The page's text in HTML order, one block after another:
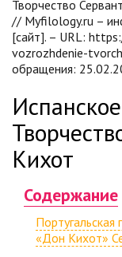
Творчество
// Myfilology.ru –
[сайт]. – URL:
vozrozhdenie-
обращения:
Кихот
Содержание
Португальская
«Дон Кихот»